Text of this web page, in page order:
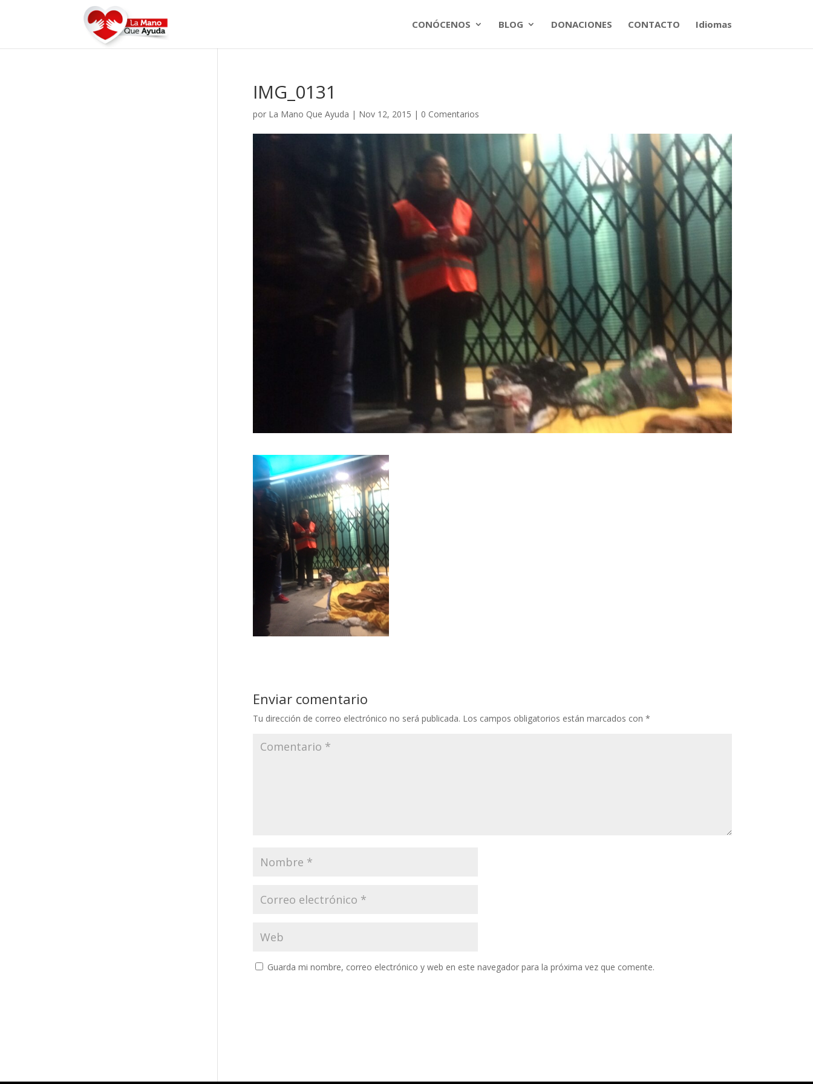
CONÓCENOS BLOG DONACIONES CONTACTO Idiomas
IMG_0131
por La Mano Que Ayuda | Nov 12, 2015 | 0 Comentarios
Enviar comentario
Tu dirección de correo electrónico no será publicada. Los campos obligatorios están marcados con *
Guarda mi nombre, correo electrónico y web en este navegador para la próxima vez que comente.